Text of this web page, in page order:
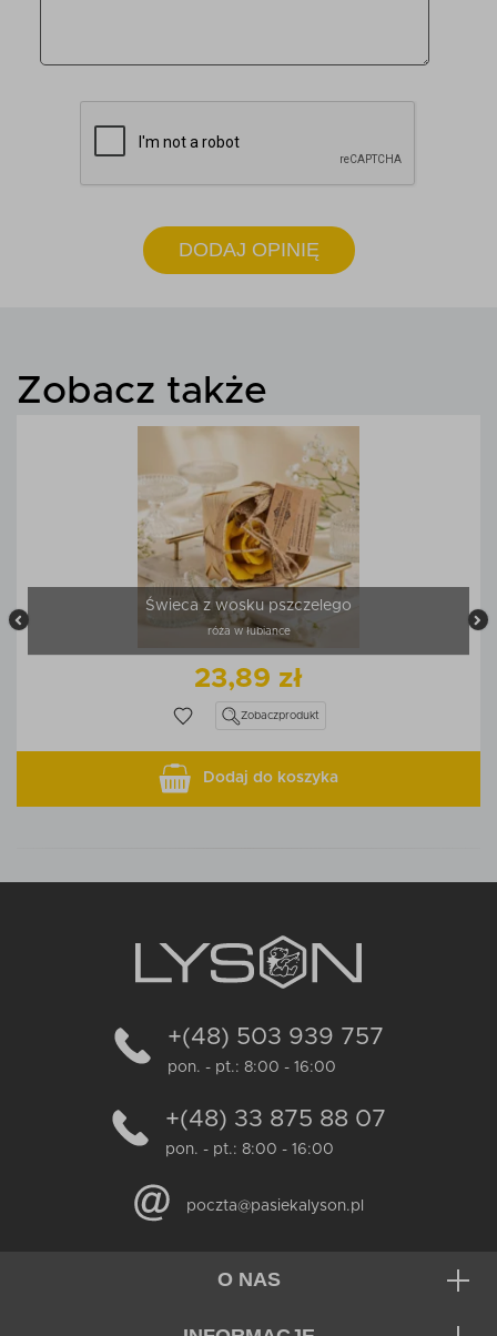
DODAJ OPINIĘ
Zobacz także
Świeca z wosku pszczelego
róża w łubiance
23,89 zł
Zobaczprodukt
Dodaj do koszyka
+(48) 503 939 757
pon. - pt.: 8:00 - 16:00
+(48) 33 875 88 07
pon. - pt.: 8:00 - 16:00
poczta@pasiekalyson.pl
O NAS